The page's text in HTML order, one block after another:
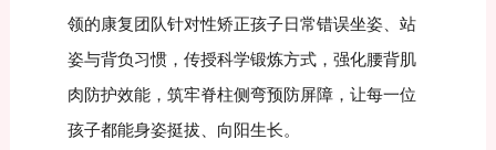
领的康复团队针对性矫正孩子日常错误坐姿、站
姿与背负习惯，传授科学锻炼方式，强化腰背肌
肉防护效能，筑牢脊柱侧弯预防屏障，让每一位
孩子都能身姿挺拔、向阳生长。